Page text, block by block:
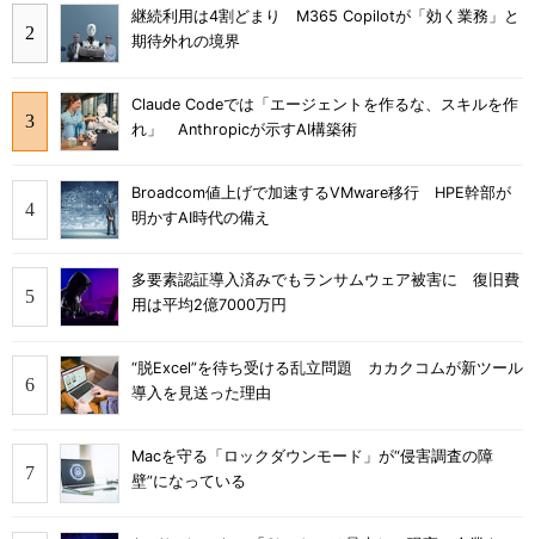
継続利用は4割どまり M365 Copilotが「効く業務」と
期待外れの境界
Claude Codeでは「エージェントを作るな、スキルを作
れ」 Anthropicが示すAI構築術
Broadcom値上げで加速するVMware移行 HPE幹部が
明かすAI時代の備え
多要素認証導入済みでもランサムウェア被害に 復旧費
用は平均2億7000万円
“脱Excel”を待ち受ける乱立問題 カカクコムが新ツール
導入を見送った理由
Macを守る「ロックダウンモード」が“侵害調査の障
壁”になっている